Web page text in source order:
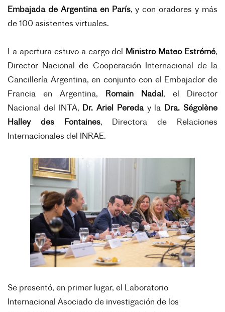
Embajada de Argentina en París, y con oradores y más
de 100 asistentes virtuales.
La apertura estuvo a cargo del Ministro Mateo Estrémé,
Director Nacional de Cooperación Internacional de la
Cancillería Argentina, en conjunto con el Embajador de
Francia en Argentina, Romain Nadal, el Director
Nacional del INTA, Dr. Ariel Pereday la Dra. Ségolène
Halley des Fontaines, Directora de Relaciones
Internacionales del INRAE.
Se presentó, en primer lugar, el Laboratorio
Internacional Asociado de investigación de los